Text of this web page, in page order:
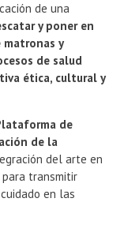
de una
y poner en
y
de salud
ética, cultural y
de
de la
del arte en
transmitir
en las